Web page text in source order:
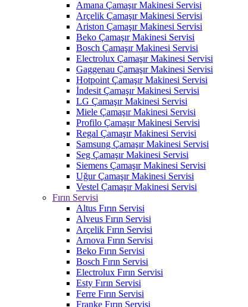
Amana Çamaşır Makinesi Servisi
Arçelik Çamaşır Makinesi Servisi
Ariston Çamaşır Makinesi Servisi
Beko Çamaşır Makinesi Servisi
Bosch Çamaşır Makinesi Servisi
Electrolux Çamaşır Makinesi Servisi
Gaggenau Çamaşır Makinesi Servisi
Hotpoint Çamaşır Makinesi Servisi
İndesit Çamaşır Makinesi Servisi
LG Çamaşır Makinesi Servisi
Miele Çamaşır Makinesi Servisi
Profilo Çamaşır Makinesi Servisi
Regal Çamaşır Makinesi Servisi
Samsung Çamaşır Makinesi Servisi
Seg Çamaşır Makinesi Servisi
Siemens Çamaşır Makinesi Servisi
Uğur Çamaşır Makinesi Servisi
Vestel Çamaşır Makinesi Servisi
Fırın Servisi
Altus Fırın Servisi
Alveus Fırın Servisi
Arçelik Fırın Servisi
Arnova Fırın Servisi
Beko Fırın Servisi
Bosch Fırın Servisi
Electrolux Fırın Servisi
Esty Fırın Servisi
Ferre Fırın Servisi
Franke Fırın Servisi